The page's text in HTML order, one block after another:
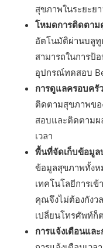
สุขภาพในระยะย
โหมดการติดตา
อัตโนมัติผ่านบลูทู
สามารถในการป้
อุปกรณ์ทดสอบ
การดูแลครอบครั
ติดตามสุขภาพข
สอบและติดตามผ
เวลา
พื้นที่จัดเก็บข้อมูล
ข้อมูลสุขภาพทั้งห
เทคโนโลยีการเ
คุณจึงไม่ต้องกังว
เปลี่ยนโทรศัพท์ก็
การแจ้งเตือนแล